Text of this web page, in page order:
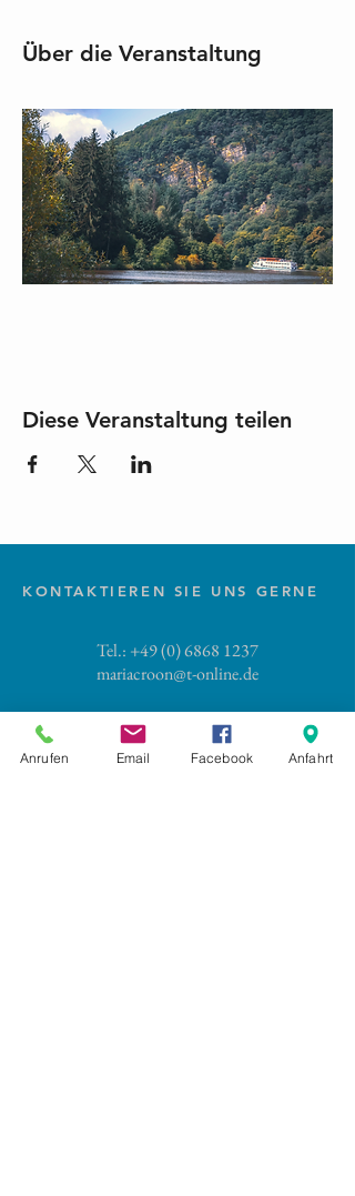
Über die Veranstaltung
Diese Veranstaltung teilen
KONTAKTIEREN SIE UNS GERNE
Tel.: +49 (0) 6868 1237
mariacroon@t-online.de
Impressum
Datenschutz
Anrufen Email Facebook Anfahrt